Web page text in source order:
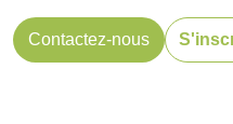
Contactez-nous